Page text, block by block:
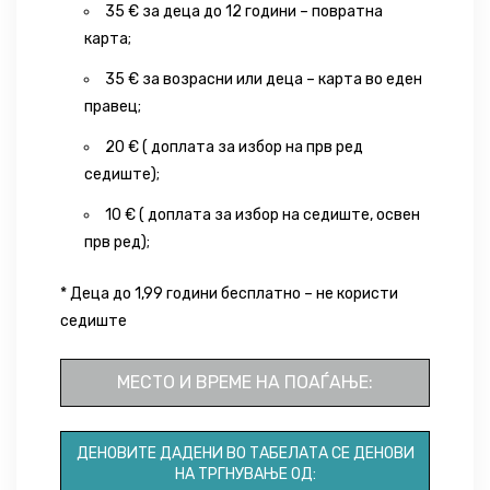
35 € за деца до 12 години – повратна
карта;
35 € за возрасни или деца – карта во еден
правец;
20 € ( доплата за избор на прв ред
седиште);
10 € ( доплата за избор на седиште, освен
прв ред);
* Деца до 1,99 години бесплатно – не користи
седиште
МЕСТО И ВРЕМЕ НА ПОАЃАЊЕ:
ДЕНОВИТЕ ДАДЕНИ ВО ТАБЕЛАТА СЕ ДЕНОВИ
НА ТРГНУВАЊЕ ОД: